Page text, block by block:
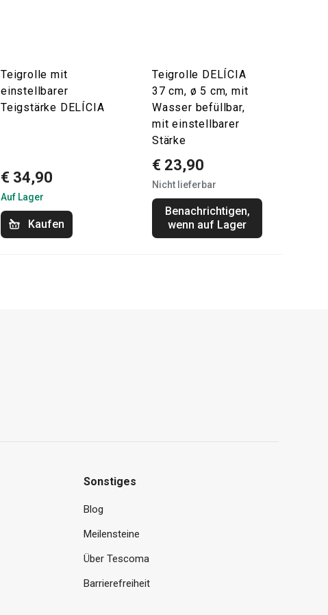
Teigrolle mit
einstellbarer
Teigstärke DELÍCIA
€ 34,90
Auf Lager
Kaufen
Teigrolle DELÍCIA
37 cm, ø 5 cm, mit
Wasser befüllbar,
mit einstellbarer
Stärke
€ 23,90
Nicht lieferbar
Benachrichtigen,
wenn auf Lager
Sonstiges
Blog
Meilensteine
Über Tescoma
Barrierefreiheit